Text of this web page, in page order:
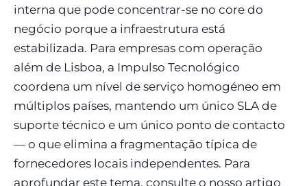
interna que pode concentrar-se no core do
negócio porque a infraestrutura está
estabilizada. Para empresas com operação
além de Lisboa, a Impulso Tecnológico
coordena um nível de serviço homogéneo em
múltiplos países, mantendo um único SLA de
suporte técnico e um único ponto de contacto
— o que elimina a fragmentação típica de
fornecedores locais independentes. Para
aprofundar este tema, consulte o nosso artigo